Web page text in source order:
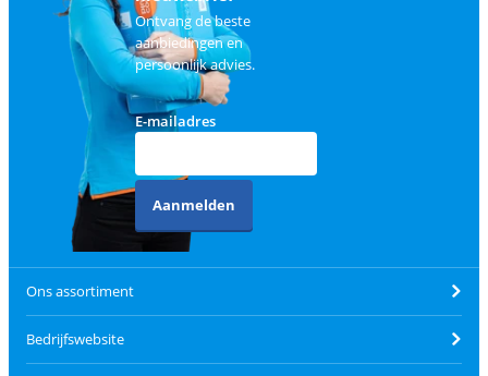
Ontvang de beste
aanbiedingen en
persoonlijk advies.
E-mailadres
Aanmelden
Ons assortiment
Bedrijfswebsite